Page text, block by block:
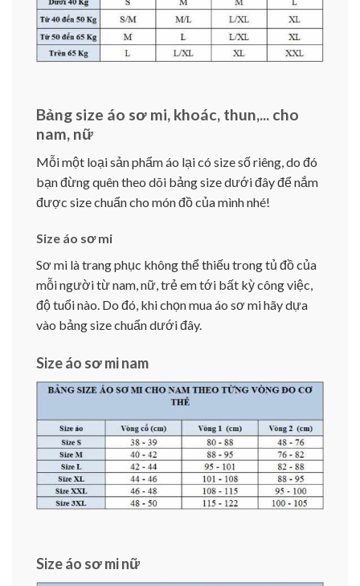
Bảng size áo sơ mi, khoác, thun,... cho
nam, nữ
Mỗi một loại sản phẩm áo lại có size số riêng, do đó
bạn đừng quên theo dõi bảng size dưới đây để nắm
được size chuẩn cho món đồ của mình nhé!
Size áo sơ mi
Sơ mi là trang phục không thể thiếu trong tủ đồ của
mỗi người từ nam, nữ, trẻ em tới bất kỳ công việc,
độ tuổi nào. Do đó, khi chọn mua áo sơ mi hãy dựa
vào bảng size chuẩn dưới đây.
Size áo sơ mi nam
Size áo sơ mi nữ